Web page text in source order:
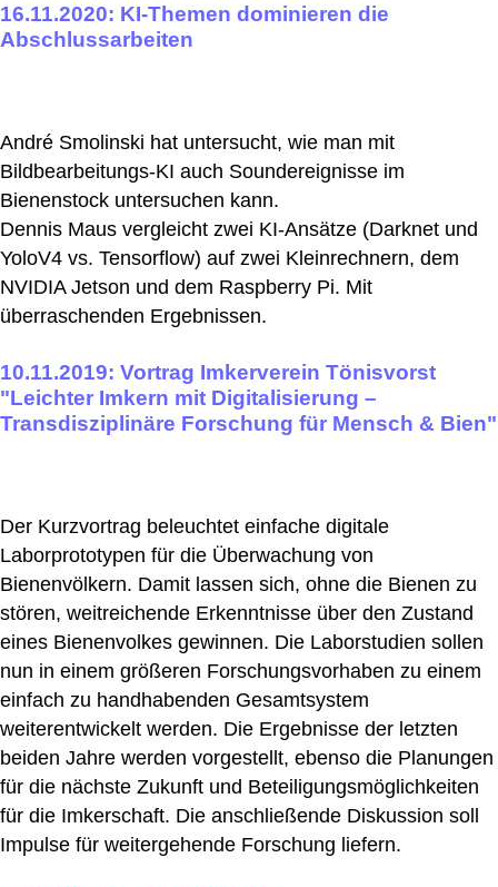
16.11.2020: KI-Themen dominieren die
Abschlussarbeiten
André Smolinski hat untersucht, wie man mit
Bildbearbeitungs-KI auch Soundereignisse im
Bienenstock untersuchen kann.
Dennis Maus vergleicht zwei KI-Ansätze (Darknet und
YoloV4 vs. Tensorflow) auf zwei Kleinrechnern, dem
NVIDIA Jetson und dem Raspberry Pi. Mit
überraschenden Ergebnissen.
10.11.2019: Vortrag Imkerverein Tönisvorst
"Leichter Imkern mit Digitalisierung –
Transdisziplinäre Forschung für Mensch & Bien"
Der Kurzvortrag beleuchtet einfache digitale
Laborprototypen für die Überwachung von
Bienenvölkern. Damit lassen sich, ohne die Bienen zu
stören, weitreichende Erkenntnisse über den Zustand
eines Bienenvolkes gewinnen. Die Laborstudien sollen
nun in einem größeren Forschungsvorhaben zu einem
einfach zu handhabenden Gesamtsystem
weiterentwickelt werden. Die Ergebnisse der letzten
beiden Jahre werden vorgestellt, ebenso die Planungen
für die nächste Zukunft und Beteiligungsmöglichkeiten
für die Imkerschaft. Die anschließende Diskussion soll
Impulse für weitergehende Forschung liefern.